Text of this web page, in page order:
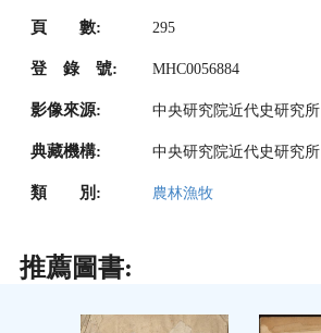
頁 數: 295
登 錄 號: MHC0056884
影像來源: 中央研究院近代史研究所
典藏機構: 中央研究院近代史研究所
類 別: 農林漁牧
推薦圖書: